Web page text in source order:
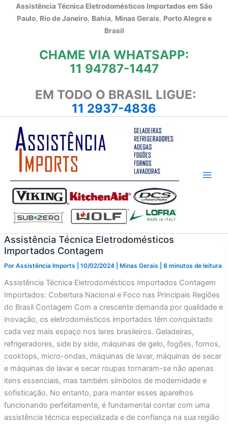
Assistência Técnica Eletrodomésticos Importados em São
Paulo, Rio de Janeiro, Bahia, Minas Gerais, Porto Alegre e
Brasil
CHAME VIA WHATSAPP:
11 94787-1447
EM TODO O BRASIL LIGUE:
11 2937-4836
Assistência Técnica Eletrodomésticos
Importados Contagem
Por Assistência Imports 10/02/2024 Minas Gerais 8 minutos de leitura
Assistência Técnica Eletrodomésticos Importados Contagem
Importados: Cobertura Nacional e Foco nas Principais Regiões
do Brasil Contagem Com a crescente demanda por qualidade e
inovação, os eletrodomésticos importados têm conquistado
cada vez mais espaço nos lares brasileiros. Geladeiras,
refrigeradores, side by side, máquinas de gelo, fogões, fornos,
cooktops, micro-ondas, máquinas de lavar, máquinas de secar
e máquinas de lavar e secar roupas tornaram-se não apenas
itens essenciais, mas também símbolos de modernidade e
sofisticação. No entanto, para manter esses aparelhos
funcionando perfeitamente, é fundamental contar com uma
assistência técnica especializada e de confiança na sua região